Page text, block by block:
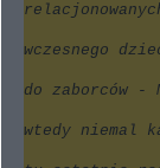
wczesnego
do zaborców
wtedy niemal